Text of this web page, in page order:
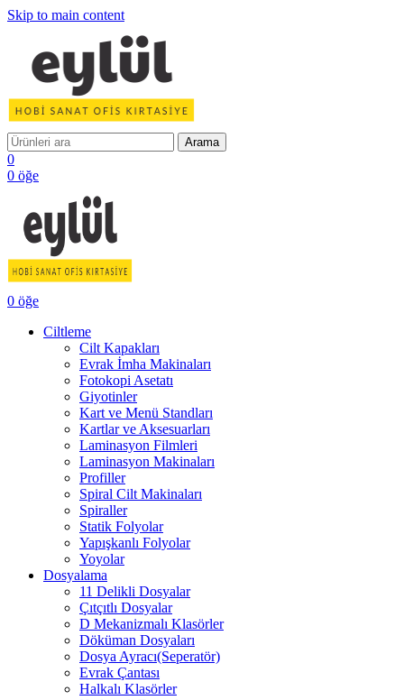
Skip to main content
Arama
0
0 öğe
0 öğe
Ciltleme
Cilt Kapakları
Evrak İmha Makinaları
Fotokopi Asetatı
Giyotinler
Kart ve Menü Standları
Kartlar ve Aksesuarları
Laminasyon Filmleri
Laminasyon Makinaları
Profiller
Spiral Cilt Makinaları
Spiraller
Statik Folyolar
Yapışkanlı Folyolar
Yoyolar
Dosyalama
11 Delikli Dosyalar
Çıtçıtlı Dosyalar
D Mekanizmalı Klasörler
Döküman Dosyaları
Dosya Ayracı(Seperatör)
Evrak Çantası
Halkalı Klasörler